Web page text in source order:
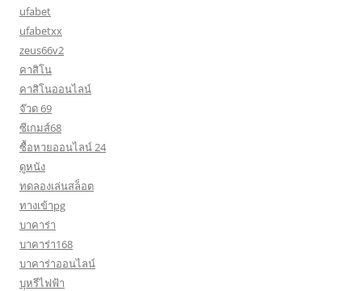
ufabet
ufabetxx
zeus66v2
คาสิโน
คาสิโนออนไลน์
จ๊วด 69
ซีเกมส์68
ซื้อหวยออนไลน์ 24
ดูหนัง
ทดลองเล่นสล็อต
ทางเข้าpg
บาคาร่า
บาคาร่า168
บาคาร่าออนไลน์
บุหรีไฟฟ้า